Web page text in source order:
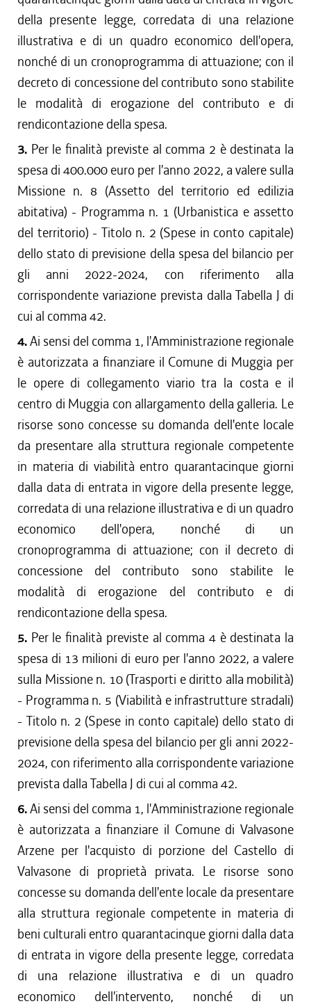
della presente legge, corredata di una relazione
illustrativa e di un quadro economico dell'opera,
nonché di un cronoprogramma di attuazione; con il
decreto di concessione del contributo sono stabilite
le modalità di erogazione del contributo e di
rendicontazione della spesa.
3. Per le finalità previste al comma 2 è destinata la
spesa di 400.000 euro per l'anno 2022, a valere sulla
Missione n. 8 (Assetto del territorio ed edilizia
abitativa) - Programma n. 1 (Urbanistica e assetto
del territorio) - Titolo n. 2 (Spese in conto capitale)
dello stato di previsione della spesa del bilancio per
gli anni 2022-2024, con riferimento alla
corrispondente variazione prevista dalla Tabella J di
cui al comma 42.
4.Ai sensi del comma 1, l'Amministrazione regionale
è autorizzata a finanziare il Comune di Muggia per
le opere di collegamento viario tra la costa e il
centro di Muggia con allargamento della galleria. Le
risorse sono concesse su domanda dell'ente locale
da presentare alla struttura regionale competente
in materia di viabilità entro quarantacinque giorni
dalla data di entrata in vigore della presente legge,
corredata di una relazione illustrativa e di un quadro
economico dell'opera, nonché di un
cronoprogramma di attuazione; con il decreto di
concessione del contributo sono stabilite le
modalità di erogazione del contributo e di
rendicontazione della spesa.
5. Per le finalità previste al comma 4 è destinata la
spesa di 13 milioni di euro per l'anno 2022, a valere
sulla Missione n. 10 (Trasporti e diritto alla mobilità)
- Programma n. 5 (Viabilità e infrastrutture stradali)
- Titolo n. 2 (Spese in conto capitale) dello stato di
previsione della spesa del bilancio per gli anni 2022-
2024, con riferimento alla corrispondente variazione
prevista dalla Tabella J di cui al comma 42.
6.Ai sensi del comma 1, l'Amministrazione regionale
è autorizzata a finanziare il Comune di Valvasone
Arzene per l'acquisto di porzione del Castello di
Valvasone di proprietà privata. Le risorse sono
concesse su domanda dell'ente locale da presentare
alla struttura regionale competente in materia di
beni culturali entro quarantacinque giorni dalla data
di entrata in vigore della presente legge, corredata
di una relazione illustrativa e di un quadro
economico dell'intervento, nonché di un